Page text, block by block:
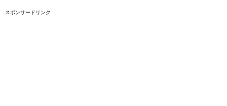
スポンサードリンク